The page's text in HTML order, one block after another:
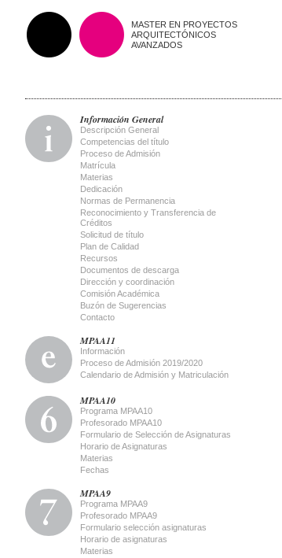
MASTER EN PROYECTOS
ARQUITECTÓNICOS
AVANZADOS
Información General
Descripción General
Competencias del título
Proceso de Admisión
Matrícula
Materias
Dedicación
Normas de Permanencia
Reconocimiento y Transferencia de
Créditos
Solicitud de título
Plan de Calidad
Recursos
Documentos de descarga
Dirección y coordinación
Comisión Académica
Buzón de Sugerencias
Contacto
MPAA11
Información
Proceso de Admisión 2019/2020
Calendario de Admisión y Matriculación
MPAA10
Programa MPAA10
Profesorado MPAA10
Formulario de Selección de Asignaturas
Horario de Asignaturas
Materias
Fechas
MPAA9
Programa MPAA9
Profesorado MPAA9
Formulario selección asignaturas
Horario de asignaturas
Materias